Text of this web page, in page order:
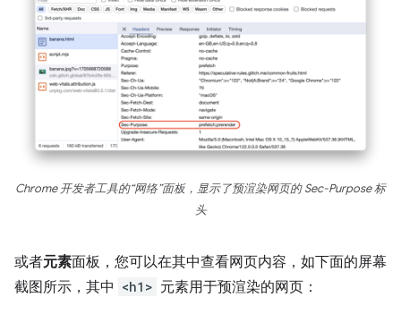
Chrome 开发者工具的“网络”面板，显示了预渲染网页的 Sec-Purpose 标
头
或者元素面板，您可以在其中查看网页内容，如下面的屏幕
截图所示，其中 <h1> 元素用于预渲染的网页：